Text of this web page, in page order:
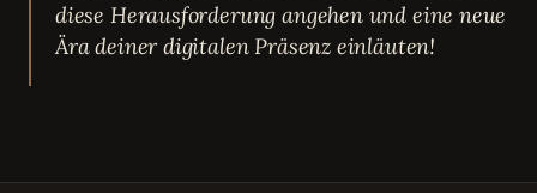
diese Herausforderung angehen und eine neue
Ära deiner digitalen Präsenz einläuten!